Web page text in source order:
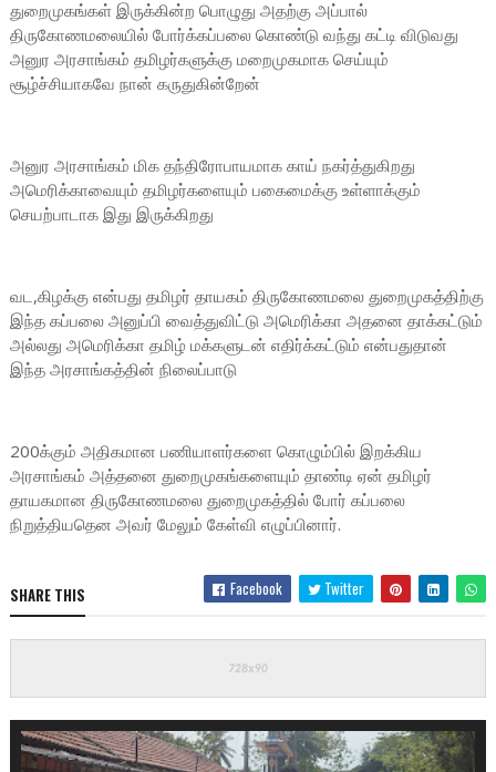
துறைமுகங்கள் இருக்கின்ற பொழுது அதற்கு அப்பால்
திருகோணமலையில் போர்க்கப்பலை கொண்டு வந்து கட்டி விடுவது
அனுர அரசாங்கம் தமிழர்களுக்கு மறைமுகமாக செய்யும்
சூழ்ச்சியாகவே நான் கருதுகின்றேன்
அனுர அரசாங்கம் மிக தந்திரோபாயமாக காய் நகர்த்துகிறது
அமெரிக்காவையும் தமிழர்களையும் பகைமைக்கு உள்ளாக்கும்
செயற்பாடாக இது இருக்கிறது
வட,கிழக்கு என்பது தமிழர் தாயகம் திருகோணமலை துறைமுகத்திற்கு
இந்த கப்பலை அனுப்பி வைத்துவிட்டு அமெரிக்கா அதனை தாக்கட்டும்
அல்லது அமெரிக்கா தமிழ் மக்களுடன் எதிர்க்கட்டும் என்பதுதான்
இந்த அரசாங்கத்தின் நிலைப்பாடு
200க்கும் அதிகமான பணியாளர்களை கொழும்பில் இறக்கிய
அரசாங்கம் அத்தனை துறைமுகங்களையும் தாண்டி ஏன் தமிழர்
தாயகமான திருகோணமலை துறைமுகத்தில் போர் கப்பலை
நிறுத்தியதென அவர் மேலும் கேள்வி எழுப்பினார்.
SHARE THIS Facebook Twitter